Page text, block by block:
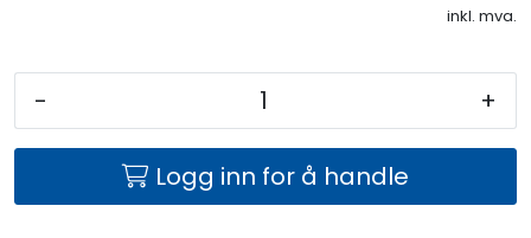
inkl. mva.
- +
Logg inn for å handle